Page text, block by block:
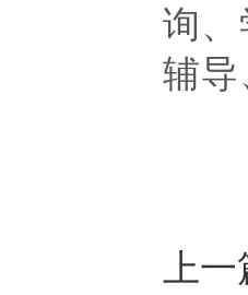
询
辅
上